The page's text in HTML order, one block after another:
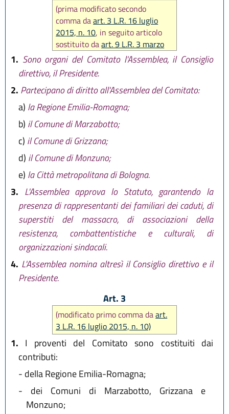
(prima modificato secondo
comma daart. 3 L.R. 16 luglio
2015, n. 10, in seguito articolo
sostituito daart. 9 L.R. 3 marzo
2016, n. 3)
1. Sono organi del Comitato l'Assemblea, il Consiglio
direttivo, il Presidente.
2. Partecipano di diritto all'Assemblea del Comitato:
a) la Regione Emilia-Romagna;
b) il Comune di Marzabotto;
c) il Comune di Grizzana;
d) il Comune di Monzuno;
e) la Città metropolitana di Bologna.
3. L'Assemblea approva lo Statuto, garantendo la
presenza di rappresentanti dei familiari dei caduti, di
superstiti del massacro, di associazioni della
resistenza, combattentistiche e culturali, di
organizzazioni sindacali.
4. L'Assemblea nomina altresì il Consiglio direttivo e il
Presidente.
Art. 3
(modificato primo comma daart.
3 L.R. 16 luglio 2015, n. 10)
1. I proventi del Comitato sono costituiti dai
contributi:
- della Regione Emilia-Romagna;
- dei Comuni di Marzabotto, Grizzana e
Monzuno;